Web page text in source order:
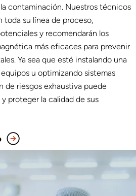
contaminación. Nuestros técnicos
toda su línea de proceso,
y recomendarán los
más eficaces para prevenir
Ya sea que esté instalando una
u optimizando sistemas
de riesgos exhaustiva puede
proteger la calidad de sus